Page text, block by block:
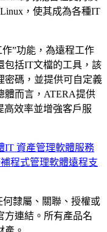
，使其成為各種IT
”功能，為遠程工作
包括IT文檔的工具，該
密碼，並提供可自定義
體而言，ATERA提供
高效率並增強客戶服
IT 資產管理軟體服務
程式管理軟體遠程支
何隸屬、關聯、授權或
方連結。所有產品名